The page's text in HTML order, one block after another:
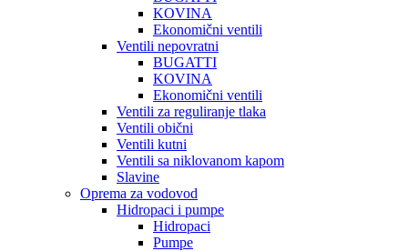
KOVINA
Ekonomični ventili
Ventili nepovratni
BUGATTI
KOVINA
Ekonomični ventili
Ventili za reguliranje tlaka
Ventili obični
Ventili kutni
Ventili sa niklovanom kapom
Slavine
Oprema za vodovod
Hidropaci i pumpe
Hidropaci
Pumpe